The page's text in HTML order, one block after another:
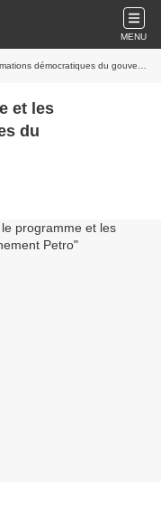
MENU
du gouvernement Petro
et les
du